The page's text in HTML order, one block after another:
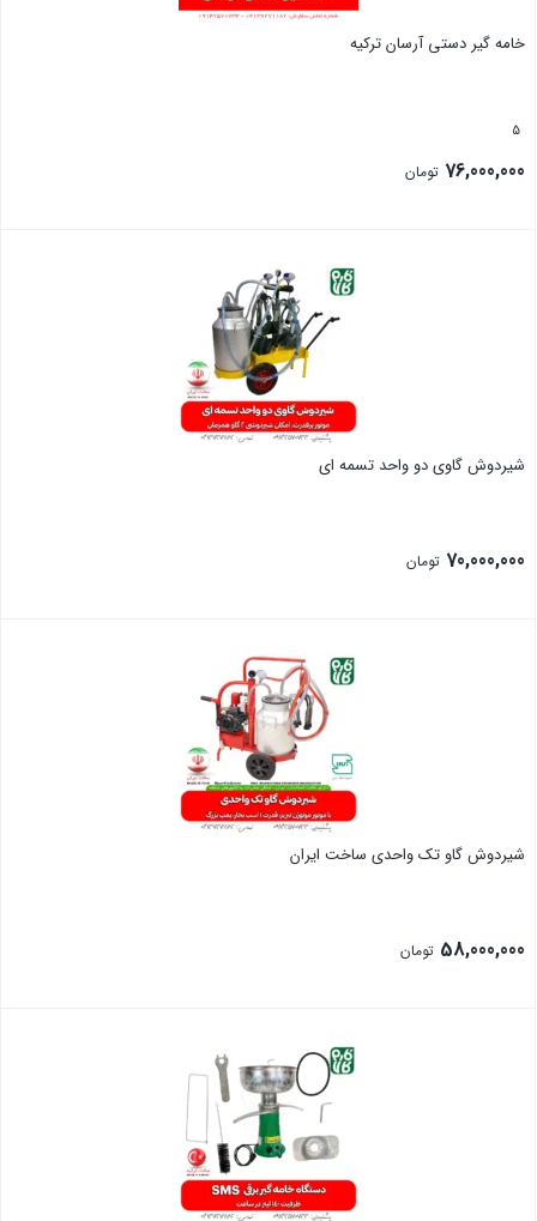
خامه گیر دستی آرسان ترکیه
5
76,000,000 تومان
شیردوش گاوی دو واحد تسمه ای
70,000,000 تومان
شیردوش گاو تک واحدی ساخت ایران
58,000,000 تومان